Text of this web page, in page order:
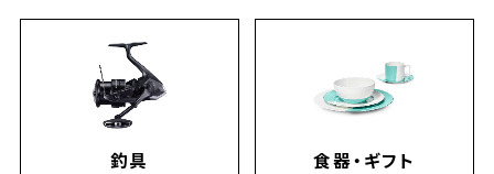
釣具 食器・ギフト